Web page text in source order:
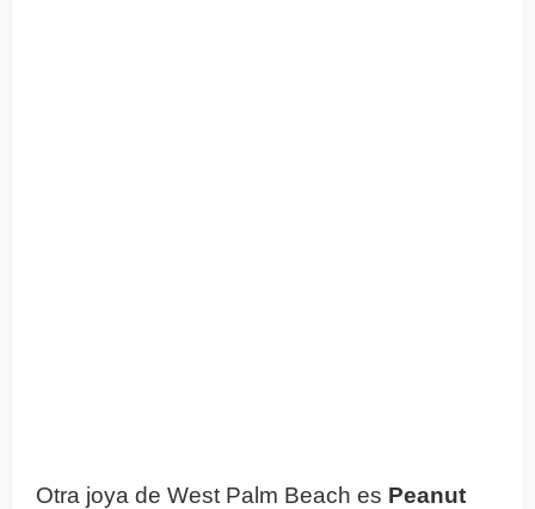
Otra joya de West Palm Beach es Peanut